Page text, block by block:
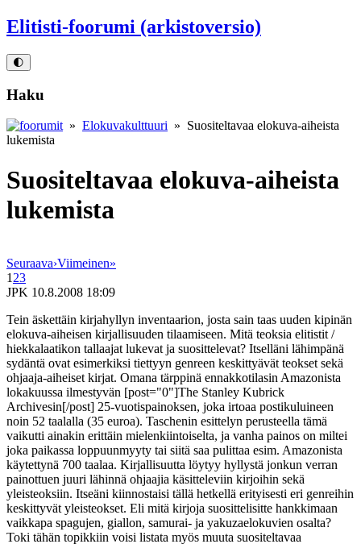
Elitisti-foorumi (arkistoversio)
🌓
Haku
» Elokuvakulttuuri » Suositeltavaa elokuva-aiheista
lukemista
Suositeltavaa elokuva-aiheista
lukemista
Seuraava›Viimeinen»
1 23
JPK 10.8.2008 18:09
Tein äskettäin kirjahyllyn inventaarion, josta sain taas uuden kipinän
elokuva-aiheisen kirjallisuuden tilaamiseen. Mitä teoksia elitistit /
hiekkalaatikon tallaajat lukevat ja suosittelevat? Itselläni lähimpänä
sydäntä ovat esimerkiksi tiettyyn genreen keskittyävät teokset sekä
ohjaaja-aiheiset kirjat. Omana tärppinä ennakkotilasin Amazonista
lokakuussa ilmestyvän [post="0"]The Stanley Kubrick
Archivesin[/post] 25-vuotispainoksen, joka irtoaa postikuluineen
noin 52 taalalla (35 euroa). Taschenin esittelyn perusteella tämä
vaikutti ainakin erittäin mielenkiintoiselta, ja vanha painos on miltei
joka paikassa loppuunmyyty tai siitä saa pulittaa esim. Amazonista
käytettynä 700 taalaa. Kirjallisuutta löytyy hyllystä jonkun verran
painottuen juuri lähinnä ohjaajia käsitteleviin kirjoihin sekä
yleisteoksiin. Itseäni kiinnostaisi tällä hetkellä erityisesti eri genreihin
keskittyvät yleisteokset. Eli mitä kirjoja suosittelisitte hankkimaan
vaikkapa spagujen, giallon, samurai- ja yakuzaelokuvien osalta?
Toki tähän topikkiin voisi listata myös muuta suositeltavaa